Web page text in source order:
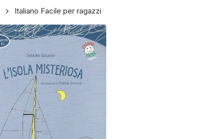
Italiano Facile per ragazzi